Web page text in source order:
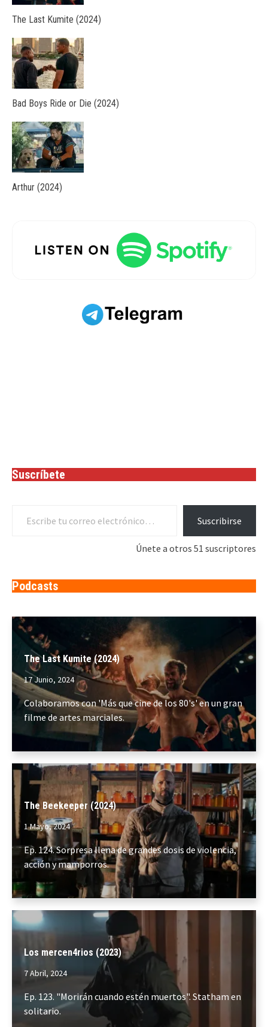
The Last Kumite (2024)
Bad Boys Ride or Die (2024)
Arthur (2024)
Suscríbete
Suscribirse
Únete a otros 51 suscriptores
Podcasts
The Last Kumite (2024)
17 Junio, 2024
Colaboramos con 'Más que cine de los 80's' en un gran
filme de artes marciales.
The Beekeeper (2024)
1 Mayo, 2024
Ep. 124. Sorpresa llena de grandes dosis de violencia,
acción y mamporros.
Los mercen4rios (2023)
7 Abril, 2024
Ep. 123. "Morirán cuando estén muertos". Statham en
solitario.